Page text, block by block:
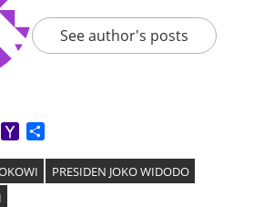
See author's posts
GmailYahoo
PRESIDEN JOKO WIDODO